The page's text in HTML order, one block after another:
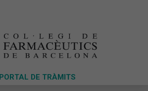
PORTAL DE TRÀMITS